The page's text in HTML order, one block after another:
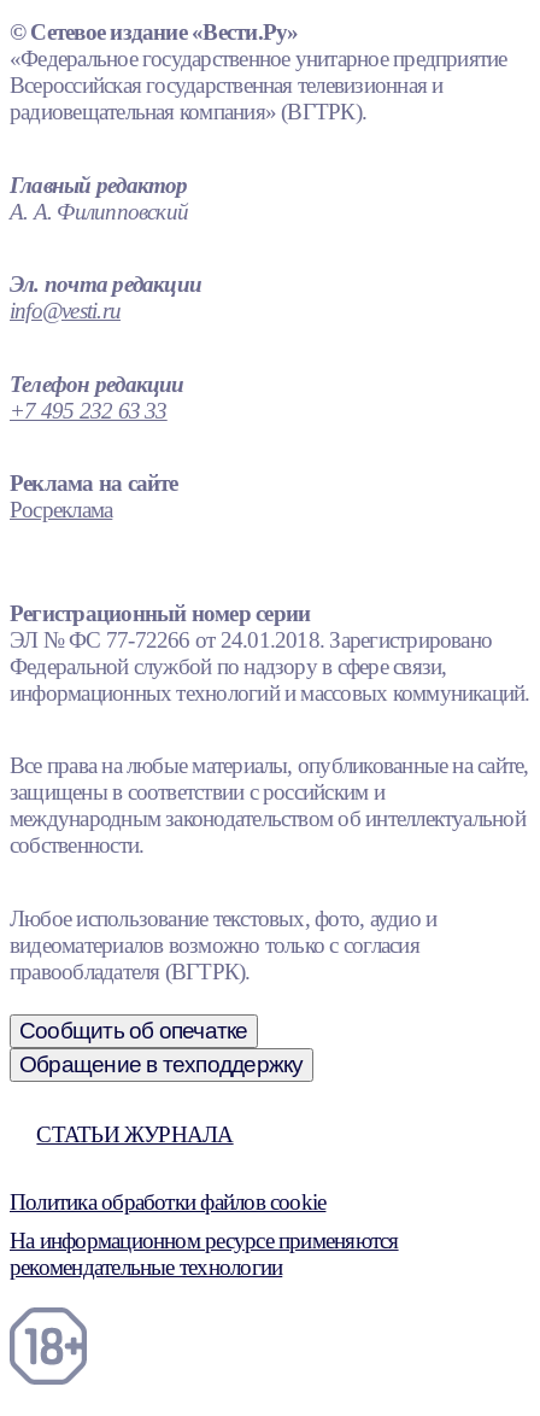
© Сетевое издание «Вести.Ру»
«Федеральное государственное унитарное предприятие
Всероссийская государственная телевизионная и
радиовещательная компания» (ВГТРК).
Главный редактор
А. А. Филипповский
Эл. почта редакции
info@vesti.ru
Телефон редакции
+7 495 232 63 33
Реклама на сайте
Росреклама
Регистрационный номер серии
ЭЛ № ФС 77-72266 от 24.01.2018. Зарегистрировано
Федеральной службой по надзору в сфере связи,
информационных технологий и массовых коммуникаций.
Все права на любые материалы, опубликованные на сайте,
защищены в соответствии с российским и
международным законодательством об интеллектуальной
собственности.
Любое использование текстовых, фото, аудио и
видеоматериалов возможно только с согласия
правообладателя (ВГТРК).
Сообщить об опечатке
Обращение в техподдержку
СТАТЬИ ЖУРНАЛА
Политика обработки файлов cookie
На информационном ресурсе применяются
рекомендательные технологии